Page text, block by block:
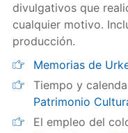
divulgativos que
cualquier motivo.
producción.
Memorias de
Tiempo y
Patrimonio
El empleo del